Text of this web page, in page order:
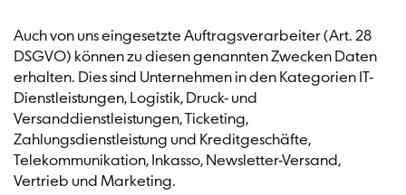
Auch von uns eingesetzte Auftragsverarbeiter (Art. 28
DSGVO) können zu diesen genannten Zwecken Daten
erhalten. Dies sind Unternehmen in den Kategorien IT-
Dienstleistungen, Logistik, Druck- und
Versanddienstleistungen, Ticketing,
Zahlungsdienstleistung und Kreditgeschäfte,
Telekommunikation, Inkasso, Newsletter-Versand,
Vertrieb und Marketing.